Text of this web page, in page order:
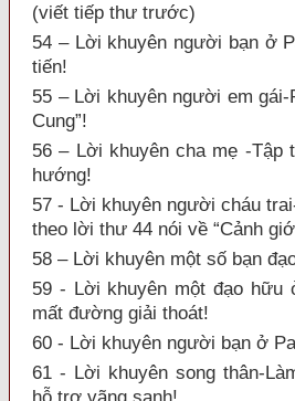
(viết tiếp thư trước)
54 – Lời khuyên người bạn ở
tiến!
55 – Lời khuyên người em gái-
Cung”!
56 – Lời khuyên cha mẹ -Tập
hướng!
57 - Lời khuyên người cháu
theo lời thư 44 nói về “Cảnh
58 – Lời khuyên một số bạn
59 - Lời khuyên một đạo hữu
mất đường giải thoát!
60 - Lời khuyên người bạn ở
61 - Lời khuyên song thân-